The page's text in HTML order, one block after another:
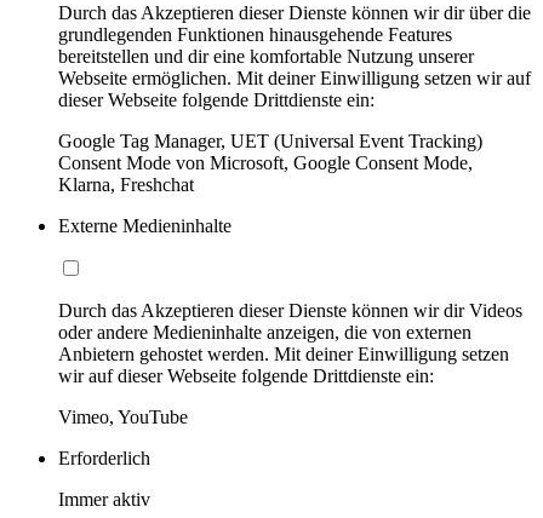
Durch das Akzeptieren dieser Dienste können wir dir über die
grundlegenden Funktionen hinausgehende Features
bereitstellen und dir eine komfortable Nutzung unserer
Webseite ermöglichen. Mit deiner Einwilligung setzen wir auf
dieser Webseite folgende Drittdienste ein:
Google Tag Manager, UET (Universal Event Tracking)
Consent Mode von Microsoft, Google Consent Mode,
Klarna, Freshchat
Externe Medieninhalte
Durch das Akzeptieren dieser Dienste können wir dir Videos
oder andere Medieninhalte anzeigen, die von externen
Anbietern gehostet werden. Mit deiner Einwilligung setzen
wir auf dieser Webseite folgende Drittdienste ein:
Vimeo, YouTube
Erforderlich
Immer aktiv